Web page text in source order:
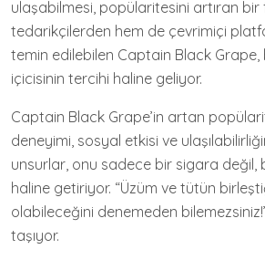
ulaşabilmesi, popülaritesini artıran
tedarikçilerden hem de çevrimiçi
temin edilebilen Captain Black
içicisinin tercihi haline geliyor.
Captain Black Grape’in artan
deneyimi, sosyal etkisi ve
unsurlar, onu sadece bir sigara değil,
haline getiriyor. “Üzüm ve tütün
olabileceğini denemeden
taşıyor.